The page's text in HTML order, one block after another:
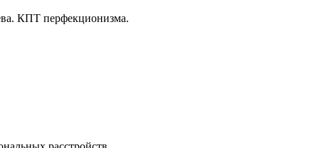
КПТ перфекционизма.